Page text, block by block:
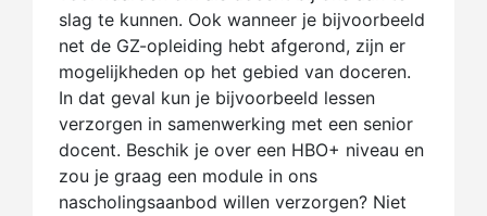
slag te kunnen. Ook wanneer je bijvoorbeeld
net de GZ-opleiding hebt afgerond, zijn er
mogelijkheden op het gebied van doceren.
In dat geval kun je bijvoorbeeld lessen
verzorgen in samenwerking met een senior
docent. Beschik je over een HBO+ niveau en
zou je graag een module in ons
nascholingsaanbod willen verzorgen? Niet